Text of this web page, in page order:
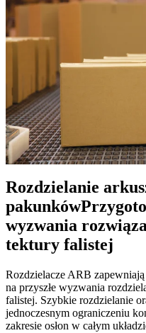
Rozdzielanie
pakunków
wyzwania
tektury falistej
Rozdzielacze ARB
na przyszłe wyzwania
falistej. Szybkie rozdzielanie
jednoczesnym ograniczeniu
zakresie osłon w całym